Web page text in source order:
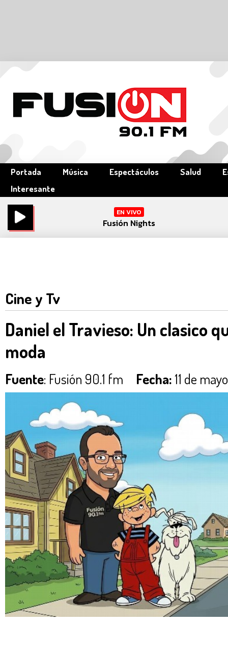
Portada Música Espectáculos Salud
Interesante
EN VIVO
Fusión Nights
Cine y Tv
Daniel el Travieso: Un clasico
moda
Fuente: Fusión 90.1 fm Fecha:11 de